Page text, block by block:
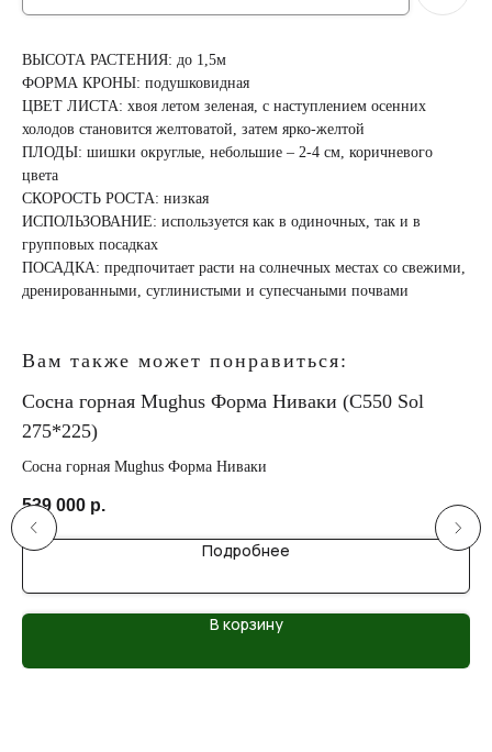
ВЫСОТА РАСТЕНИЯ: до 1,5м
ФОРМА КРОНЫ: подушковидная
ЦВЕТ ЛИСТА: хвоя летом зеленая, с наступлением осенних
холодов становится желтоватой, затем ярко-желтой
ПЛОДЫ: шишки округлые, небольшие – 2-4 см, коричневого
цвета
СКОРОСТЬ РОСТА: низкая
ИСПОЛЬЗОВАНИЕ: используется как в одиночных, так и в
групповых посадках
ПОСАДКА: предпочитает расти на солнечных местах со свежими,
дренированными, суглинистыми и супесчаными почвами
Вам также может понравиться:
Сосна горная Mughus Форма Ниваки (C550 Sol
275*225)
Сосна горная Mughus Форма Ниваки
539 000 р.
Подробнее
В корзину